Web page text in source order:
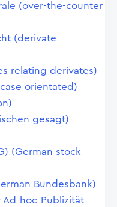
(over-the-counter
(derivate
relating derivates)
orientated)
gesagt)
(German stock
Bundesbank)
Ad-hoc-Publizität